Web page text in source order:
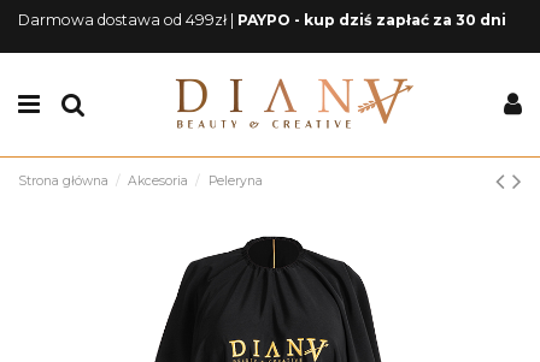
Darmowa dostawa od 499zł | PAYPO - kup dziś zapłać za 30 dni
Strona główna Akcesoria Peleryna